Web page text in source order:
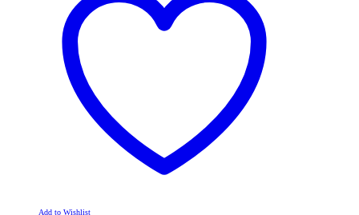
Add to Wishlist